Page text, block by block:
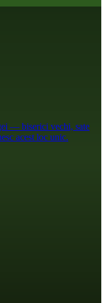
— biserici vechi, sate
acest loc unic.